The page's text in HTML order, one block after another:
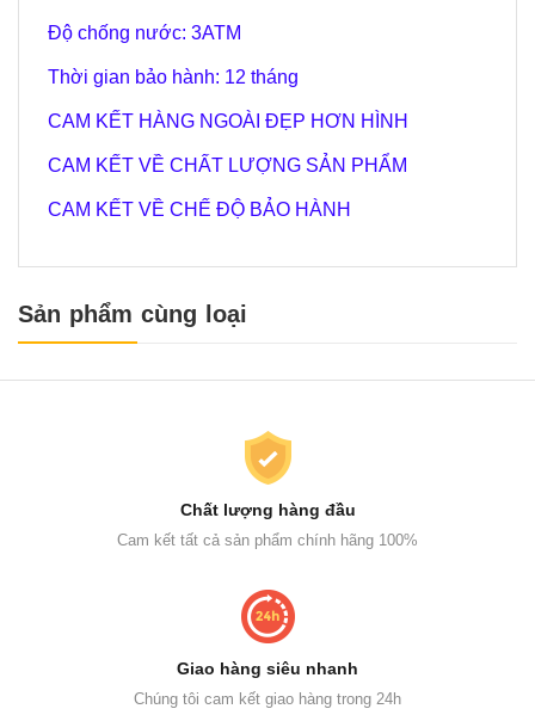
Độ chống nước: 3ATM
Thời gian bảo hành: 12 tháng
CAM KẾT HÀNG NGOÀI ĐẸP HƠN HÌNH
CAM KẾT VỀ CHẤT LƯỢNG SẢN PHẨM
CAM KẾT VỀ CHẾ ĐỘ BẢO HÀNH
Sản phẩm cùng loại
Chất lượng hàng đầu
Cam kết tất cả sản phẩm chính hãng 100%
Giao hàng siêu nhanh
Chúng tôi cam kết giao hàng trong 24h